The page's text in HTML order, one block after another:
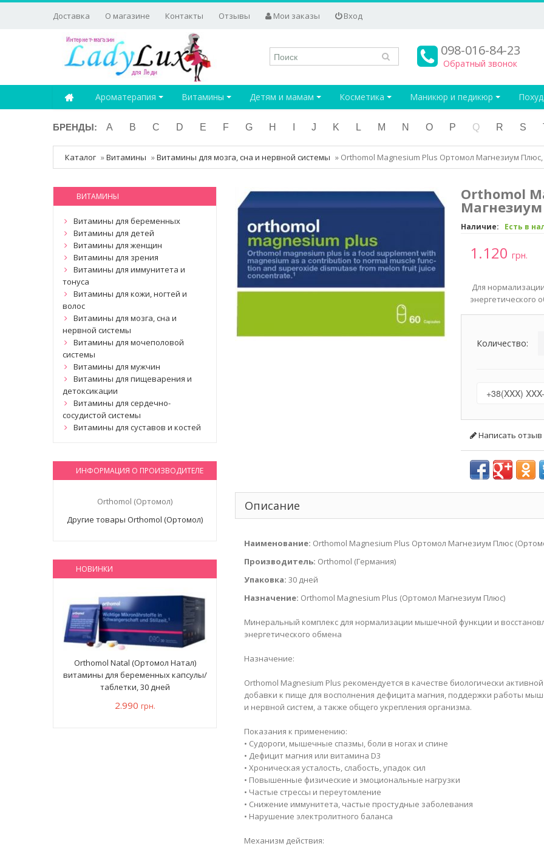
Доставка О магазине Контакты Отзывы Мои заказы Вход
098-016-84-23
Обратный звонок
Ароматерапия Витамины Детям и мамам Косметика Маникюр и педикюр
БРЕНДЫ: A B C D E F G H J K L M N O P Q R S
Каталог »Витамины »Витамины для мозга, сна и нервной системы » Orthomol Magnesium Plus Ортомол Магнезиум
Orthomol
Наличие: Есть в
1.120 грн.
Для
энергетического
Количество:
Написать отзыв
Описание
Наименование: Orthomol Magnesium Plus Ортомол Магнезиум Плюс
Производитель: Orthomol (Германия)
Упаковка: 30 дней
Назначение: Orthomol Magnesium Plus (Ортомол Магнезиум Плюс)
Минеральный комплекс для нормализации мышечной функции и
энергетического обмена
Назначение:
Orthomol Magnesium Plus рекомендуется в качестве биологически активной
добавки к пище для восполнения дефицита магния, поддержки работы
и нервной систем, а также общего укрепления организма.
Показания к применению:
• Судороги, мышечные спазмы, боли в ногах и спине
• Дефицит магния или витамина D3
• Хроническая усталость, слабость, упадок сил
• Повышенные физические и эмоциональные нагрузки
• Частые стрессы и переутомление
• Снижение иммунитета, частые простудные заболевания
• Нарушение электролитного баланса
Механизм действия:
ВИТАМИНЫ
Витамины для беременных
Витамины для детей
Витамины для женщин
Витамины для зрения
Витамины для иммунитета и
тонуса
Витамины для кожи, ногтей и
волос
Витамины для мозга, сна и
нервной системы
Витамины для мочеполовой
системы
Витамины для мужчин
Витамины для пищеварения и
детоксикации
Витамины для сердечно-
сосудистой системы
Витамины для суставов и костей
ИНФОРМАЦИЯ О ПРОИЗВОДИТЕЛЕ
Orthomol (Ортомол)
Другие товары Orthomol (Ортомол)
НОВИНКИ
Orthomol Natal (Ортомол Натал)
витамины для беременных капсулы/
таблетки, 30 дней
2.990 грн.